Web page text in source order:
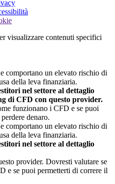
visualizzare contenuti specifici
comportano un elevato rischio di
della leva finanziaria.
nel settore al dettaglio
di CFD con questo provider.
funzionano i CFD e se puoi
denaro.
comportano un elevato rischio di
della leva finanziaria.
nel settore al dettaglio
provider. Dovresti valutare se
e se puoi permetterti di correre il